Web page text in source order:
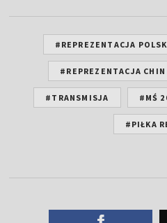
#REPREZENTACJA
#REPREZENTACJA CHIN
#TRANSMISJA #MŚ
#PIŁKA